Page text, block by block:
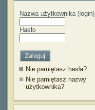
Nazwa użytkownika (login)
Hasło
Nie pamiętasz hasła?
Nie pamiętasz nazwy
użytkownika?